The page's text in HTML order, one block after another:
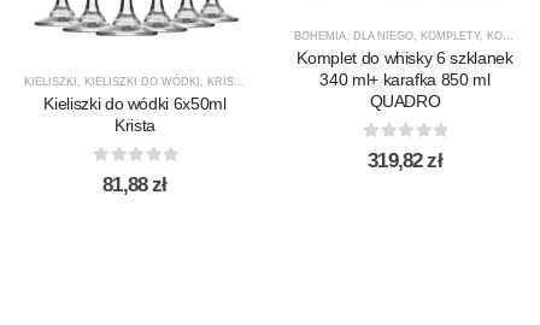
KIELISZKI KIELISZKI DO WÓDKI KRISTA KROSNO GLASS, PRODUCENCI,PRODUKTY
Kieliszki do wódki 6x50ml
Krista
out of 5
81,88zł
BOHEMIA DLA NIEGO KOMPLETY, KOMPLETY DO WHISKY
Komplet do whisky 6 szklanek
340 ml+ karafka 850 ml
QUADRO
0out of 5
319,82zł